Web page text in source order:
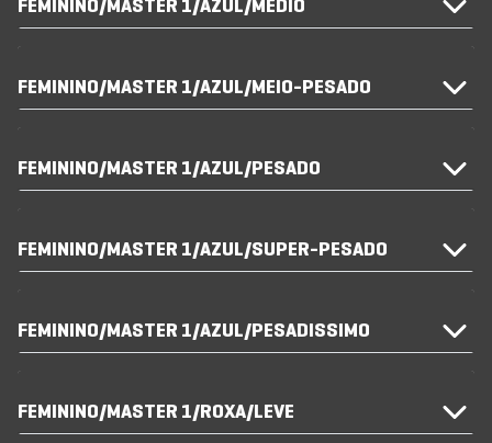
FEMININO/MASTER 1/AZUL/MEDIO
FEMININO/MASTER 1/AZUL/MEIO-PESADO
FEMININO/MASTER 1/AZUL/PESADO
FEMININO/MASTER 1/AZUL/SUPER-PESADO
FEMININO/MASTER 1/AZUL/PESADISSIMO
FEMININO/MASTER 1/ROXA/LEVE